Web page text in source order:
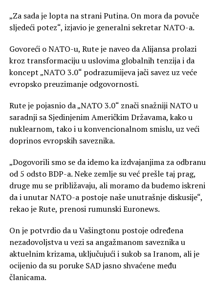
„Za sada je lopta na strani Putina. On mora da povuče
sljedeći potez“, izjavio je generalni sekretar NATO-a.
Govoreći o NATO-u, Rute je naveo da Alijansa prolazi
kroz transformaciju u uslovima globalnih tenzija i da
koncept „NATO 3.0“ podrazumijeva jači savez uz veće
evropsko preuzimanje odgovornosti.
Rute je pojasnio da „NATO 3.0“ znači snažniji NATO u
saradnji sa Sjedinjenim Američkim Državama, kako u
nuklearnom, tako i u konvencionalnom smislu, uz veći
doprinos evropskih saveznika.
„Dogovorili smo se da idemo ka izdvajanjima za odbranu
od 5 odsto BDP-a. Neke zemlje su već prešle taj prag,
druge mu se približavaju, ali moramo da budemo iskreni
da i unutar NATO-a postoje naše unutrašnje diskusije“,
rekao je Rute, prenosi rumunski Euronews.
On je potvrdio da u Vašingtonu postoje određena
nezadovoljstva u vezi sa angažmanom saveznika u
aktuelnim krizama, uključujući i sukob sa Iranom, ali je
ocijenio da su poruke SAD jasno shvaćene među
članicama.